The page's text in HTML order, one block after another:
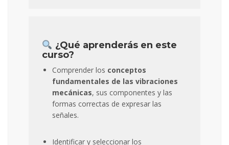
¿Qué aprenderás en este
curso?
Comprender los conceptos
fundamentales de las vibraciones
mecánicas, sus componentes y las
formas correctas de expresar las
señales.
Identificar y seleccionar los